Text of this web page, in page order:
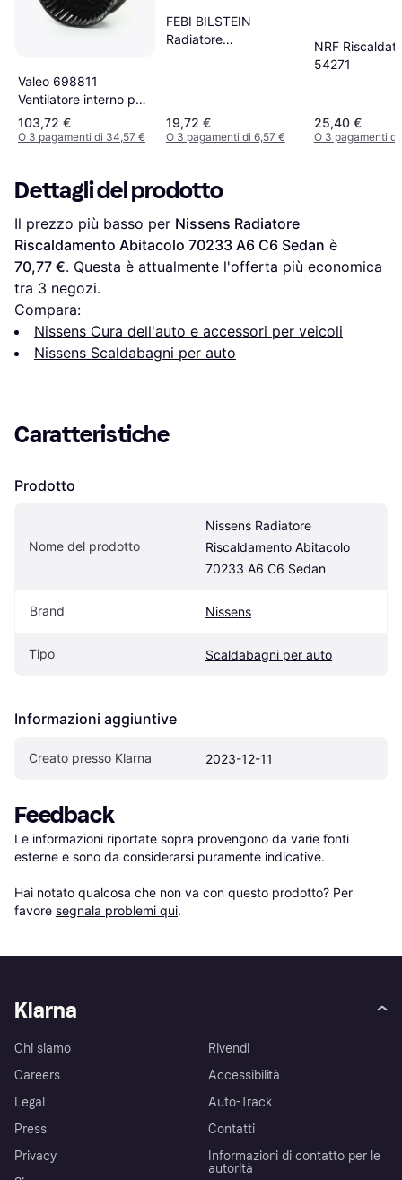
Valeo 698811
Ventilatore interno per
guida a sinistra
103,72 €
O 3 pagamenti di 34,57 €
FEBI BILSTEIN
Radiatore
19,72 €
O 3 pagamenti di 6,57 €
NRF
54271
25,40 €
O 3 pagamenti
Dettagli del prodotto
Il prezzo più basso per Nissens Radiatore
Riscaldamento Abitacolo 70233 A6 C6 Sedan
70,77 €. Questa è attualmente l'offerta più economica
tra 3 negozi.
Compara:
Nissens Cura dell'auto e accessori per veicoli
Nissens Scaldabagni per auto
Caratteristiche
Prodotto
Nome del prodotto
Nissens Radiatore
Riscaldamento Abitacolo
70233 A6 C6 Sedan
Brand Nissens
Tipo Scaldabagni per auto
Informazioni aggiuntive
Creato presso Klarna 2023-12-11
Feedback
Le informazioni riportate sopra provengono da varie fonti
esterne e sono da considerarsi puramente indicative.
Hai notato qualcosa che non va con questo prodotto? Per
favore segnala problemi qui.
Klarna
Chi siamo
Careers
Legal
Press
Privacy
Rivendi
Accessibilità
Auto-Track
Contatti
Informazioni di contatto per le
autorità